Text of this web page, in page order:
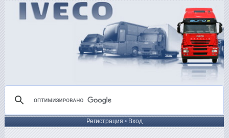
Регистрация • Вход